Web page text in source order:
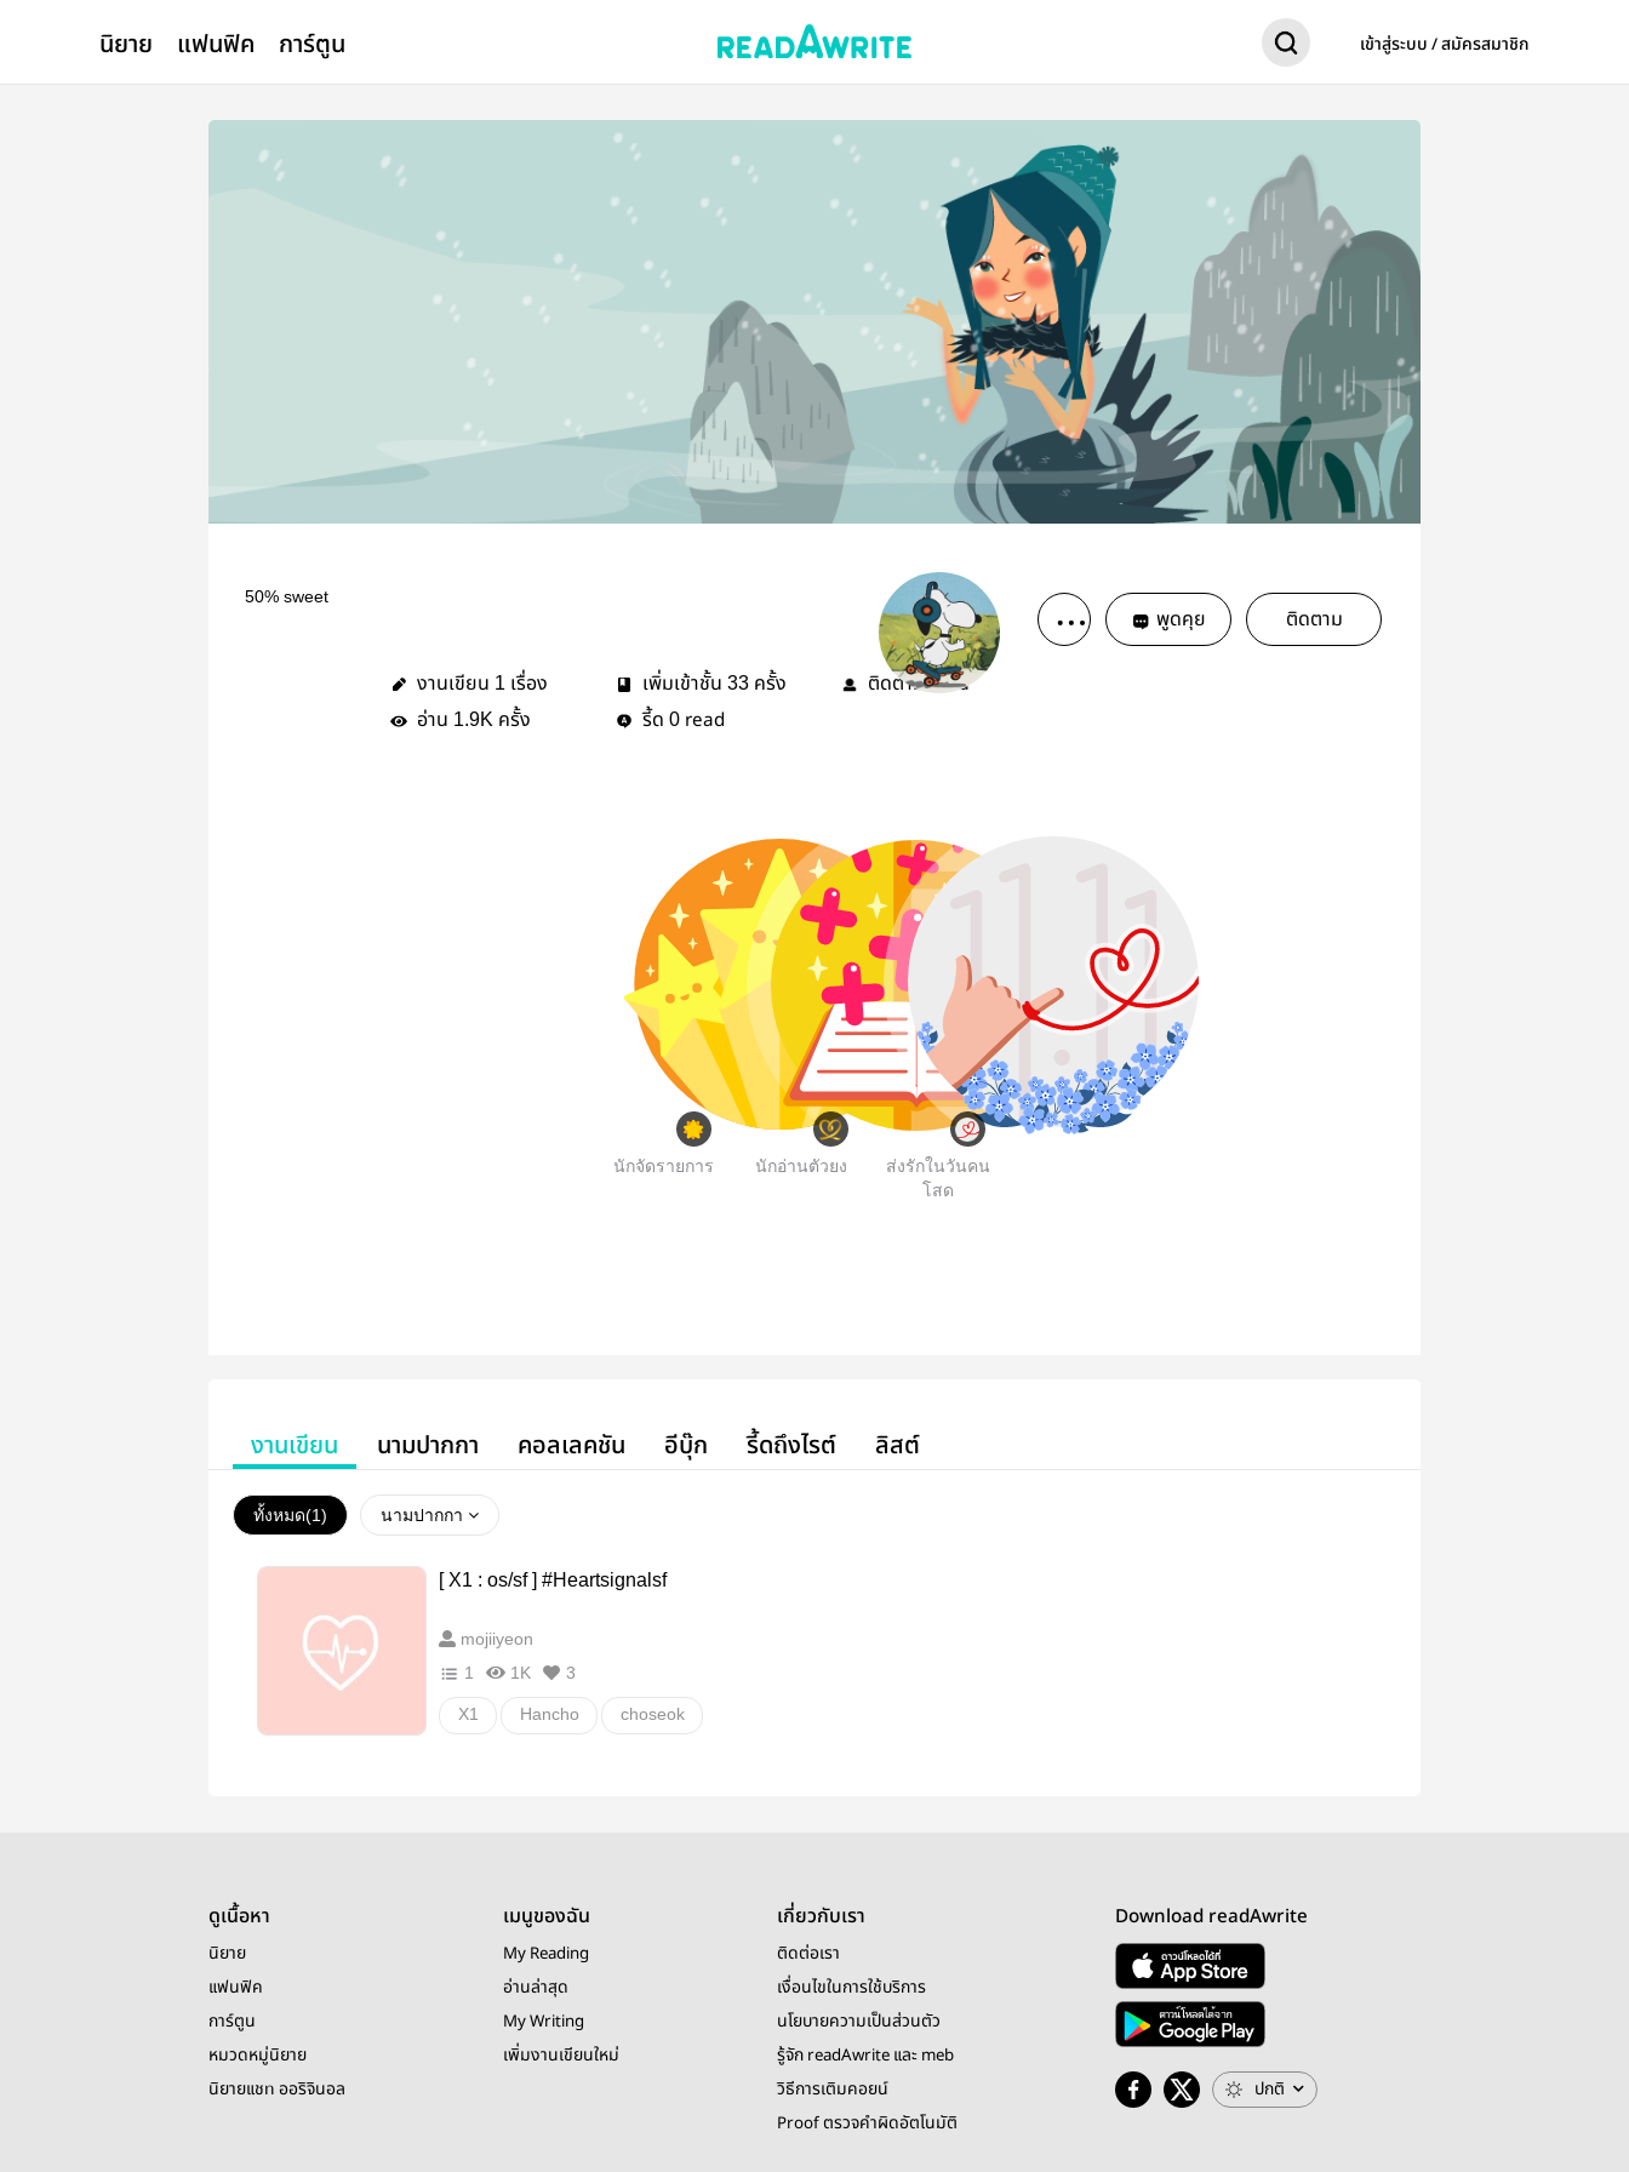
นิยาย แฟนฟิค การ์ตูน เข้าสู่ระบบ / สมัครสมาชิก
50% sweet
พูดคุย ติดตาม
งานเขียน 1 เรื่อง เพิ่มเข้าชั้น 33 ครั้ง ติดตาม3คน
อ่าน 1.9K ครั้ง รี้ด 0 read
นักจัดรายการ นักอ่านตัวยง
ส่งรักในวันคน
โสด
งานเขียน นามปากกา คอลเลคชัน อีบุ๊ก รี้ดถึงไรต์ ลิสต์
ทั้งหมด(1) นามปากกา
[ X1 : os/sf ] #Heartsignalsf
mojiiyeon
1
1K 3
X1 Hancho choseok
ดูเนื้อหา
นิยาย
แฟนฟิค
การ์ตูน
หมวดหมู่นิยาย
นิยายแชท ออริจินอล
เมนูของฉัน
My Reading
อ่านล่าสุด
My Writing
เพิ่มงานเขียนใหม่
เกี่ยวกับเรา
ติดต่อเรา
เงื่อนไขในการใช้บริการ
นโยบายความเป็นส่วนตัว
รู้จัก readAwrite และ meb
วิธีการเติมคอยน์
Proof ตรวจคำผิดอัตโนมัติ
Download readAwrite
ปกติ